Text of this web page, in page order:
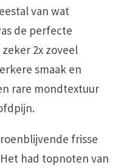
van wat
de perfecte
2x zoveel
smaak en
rare mondtextuur
frisse
had topnoten van